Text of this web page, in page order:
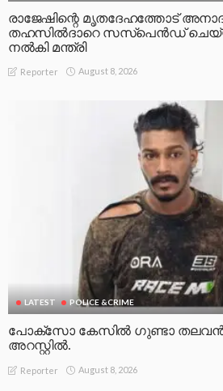
രാജേഷിന്റെ മൃതദേഹത്തോട്
തഹസിൽദാറെ സസ്പെൻഡ്
നൽകി മന്ത്രി
Reporter August 8, 2026
LATEST POLICE &CRIME
പോക്സോ കേസിൽ ഗുണ്ടാ തലവൻ
അറസ്റ്റിൽ.
Reporter August 8, 2026